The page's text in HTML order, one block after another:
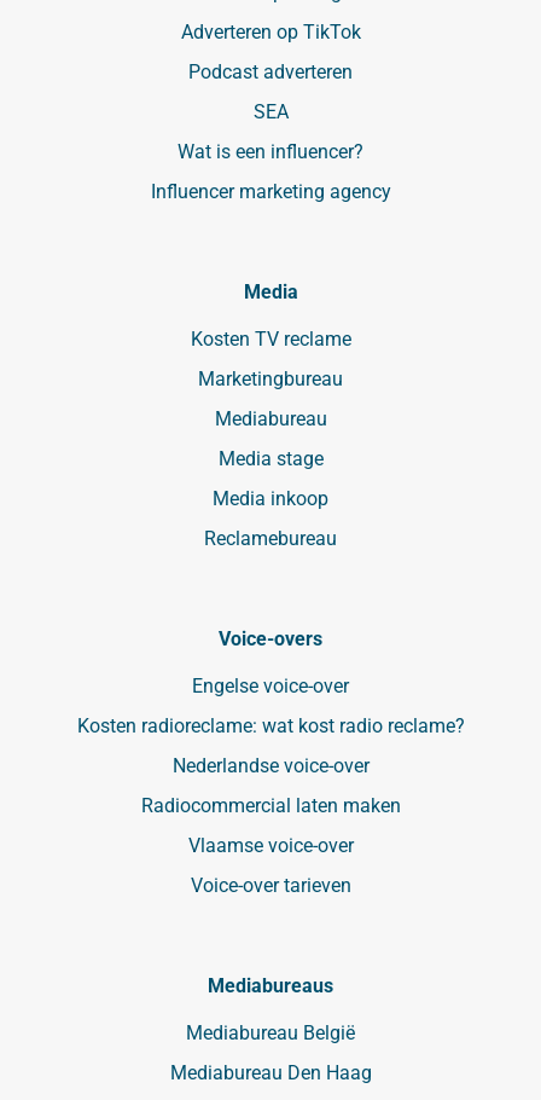
Adverteren op TikTok
Podcast adverteren
SEA
Wat is een influencer?
Influencer marketing agency
Media
Kosten TV reclame
Marketingbureau
Mediabureau
Media stage
Media inkoop
Reclamebureau
Voice-overs
Engelse voice-over
Kosten radioreclame: wat kost radio reclame?
Nederlandse voice-over
Radiocommercial laten maken
Vlaamse voice-over
Voice-over tarieven
Mediabureaus
Mediabureau België
Mediabureau Den Haag